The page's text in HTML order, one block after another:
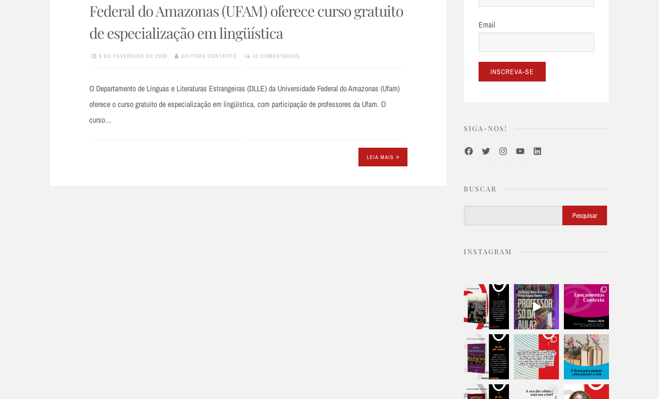
Federal do Amazonas (UFAM) oferece curso gratuito
de especialização em lingüística
8 DE FEVEREIRO DE 2008 EDITORA CONTEXTO 10 COMENTÁRIOS
O Departamento de Línguas e Literaturas Estrangeiras (DLLE) da Universidade Federal do Amazonas (Ufam)
oferece o curso gratuito de especialização em lingüística, com participação de professores da Ufam. O
curso…
LEIA MAIS
Email
SIGA-NOS!
FacebookTwitterInstagramYoutubeLinkedIn
BUSCAR
Pesquisar
INSTAGRAM